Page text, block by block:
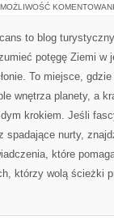
MOŻLIWOŚĆ
to blog
potęgę Ziemi w
To miejsce,
wnętrza planety, a
krokiem. Jeśli
spadające nurty,
które
którzy wolą ścieżki